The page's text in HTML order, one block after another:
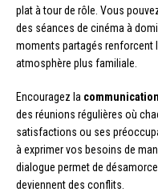
plat à tour de rôle. Vous
des séances de cinéma à
moments partagés renforcent
atmosphère plus familiale.
Encouragez la
des réunions régulières où
satisfactions ou ses
à exprimer vos besoins de
dialogue permet de
deviennent des conflits.